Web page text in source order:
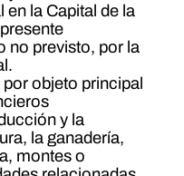
la Capital de la
no previsto, por la
objeto principal
y la
la ganadería,
montes o